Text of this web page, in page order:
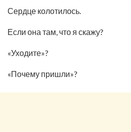
Сердце колотилось.
Если она там, что я скажу?
«Уходите»?
«Почему пришли»?